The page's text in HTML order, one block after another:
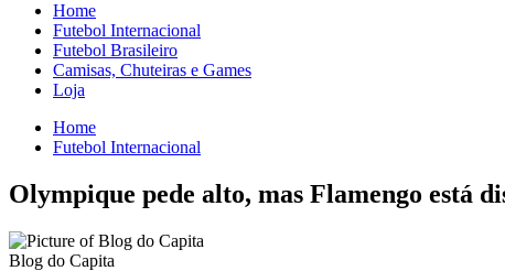
Home
Futebol Internacional
Futebol Brasileiro
Camisas, Chuteiras e Games
Loja
Home
Futebol Internacional
Olympique pede alto, mas Flamengo está
Blog do Capita